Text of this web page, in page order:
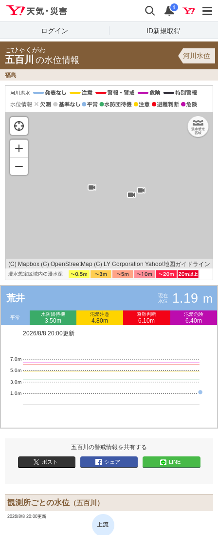
検索 通知
i
ログイン ID新規取得
ごひゃくがわ
五百川 の水位情報 河川水位
福島
(C) Mapbox (C) OpenStreetMap (C) LY Corporation Yahoo!地図ガイドライン
荒井
現在
水位
1.19 m
平常
水防団待機
3.50m
氾濫注意
4.80m
避難判断
6.10m
氾濫危険
6.40m
2026/8/8 20:00更新
1.0m
3.0m
5.0m
7.0m
五百川の警戒情報を共有する
ポスト シェア LINE
観測所ごとの水位 （五百川）
2026/8/8 20:00更新